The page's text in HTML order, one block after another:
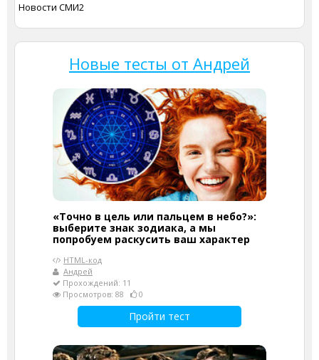
Новости СМИ2
Новые тесты от Андрей
«Точно в цель или пальцем в небо?»:
выберите знак зодиака, а мы
попробуем раскусить ваш характер
HTML-код
Андрей
Прохождений: 11
Просмотров: 88
0
Пройти тест